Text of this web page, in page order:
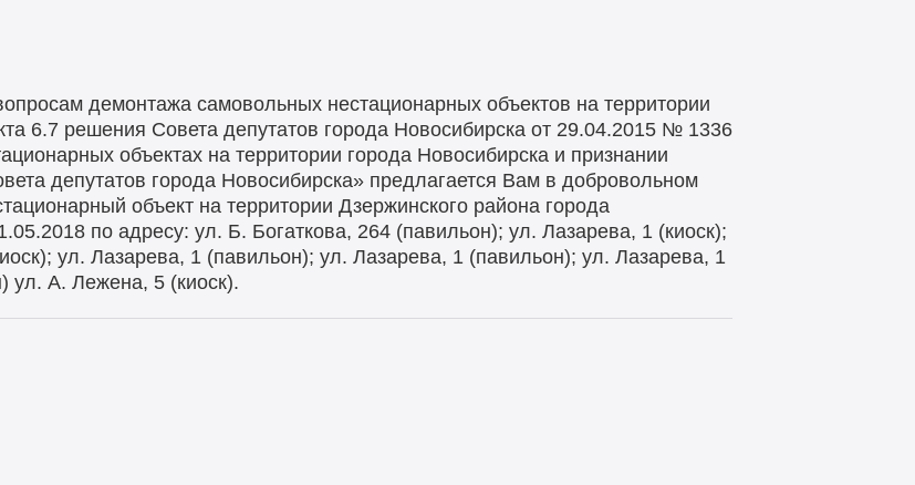
демонтажа самовольных нестационарных объектов на территории
6.7 решения Совета депутатов города Новосибирска от 29.04.2015 № 1336
объектах на территории города Новосибирска и признании
депутатов города Новосибирска» предлагается Вам в добровольном
объект на территории Дзержинского района города
по адресу: ул. Б. Богаткова, 264 (павильон); ул. Лазарева, 1 (киоск);
ул. Лазарева, 1 (павильон); ул. Лазарева, 1 (павильон); ул. Лазарева, 1
ул. А. Лежена, 5 (киоск).